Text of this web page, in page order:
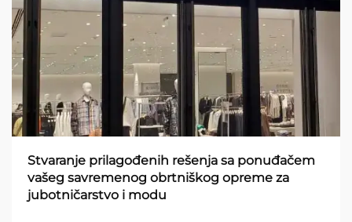
Stvaranje prilagođenih rešenja sa ponuđačem
vašeg savremenog obrtniškog opreme za
jubotničarstvo i modu